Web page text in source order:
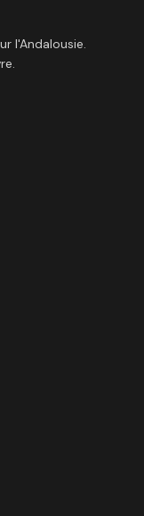
l'Andalousie.